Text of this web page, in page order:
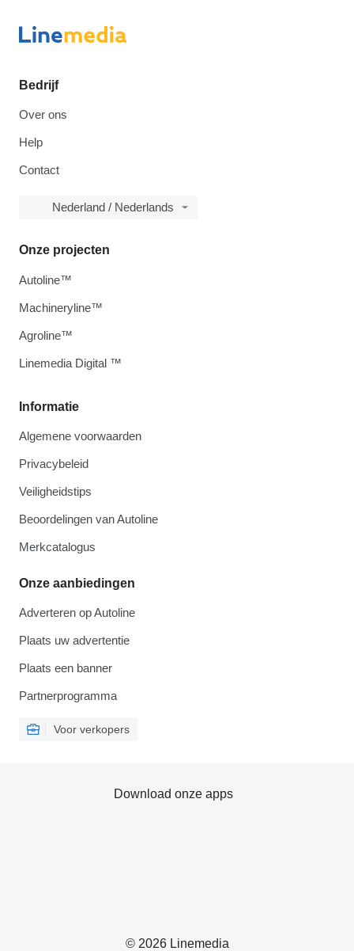
Bedrijf
Over ons
Help
Contact
Nederland / Nederlands
Informatie
Algemene voorwaarden
Privacybeleid
Veiligheidstips
Beoordelingen van Autoline
Merkcatalogus
Onze aanbiedingen
Adverteren op Autoline
Plaats uw advertentie
Plaats een banner
Partnerprogramma
Voor verkopers
Onze projecten
Autoline™
Machineryline™
Agroline™
Linemedia Digital ™
© 2026 Linemedia
Download onze apps